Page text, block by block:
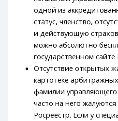
одной из
статус, членство,
и действующую
можно абсолютно
государственном
Отсутствие открытых
картотеке
фамилии
часто на него
Росреестр. Если у